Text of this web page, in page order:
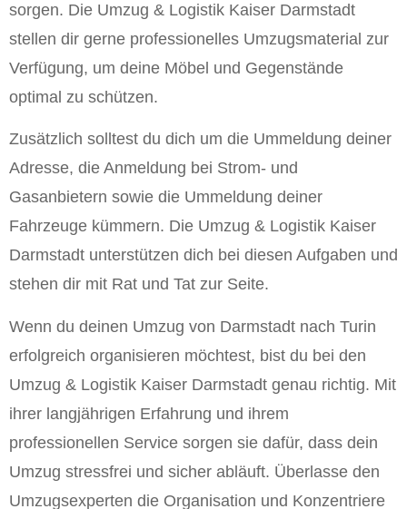
sorgen. Die Umzug & Logistik Kaiser Darmstadt
stellen dir gerne professionelles Umzugsmaterial zur
Verfügung, um deine Möbel und Gegenstände
optimal zu schützen.
Zusätzlich solltest du dich um die Ummeldung deiner
Adresse, die Anmeldung bei Strom- und
Gasanbietern sowie die Ummeldung deiner
Fahrzeuge kümmern. Die Umzug & Logistik Kaiser
Darmstadt unterstützen dich bei diesen Aufgaben und
stehen dir mit Rat und Tat zur Seite.
Wenn du deinen Umzug von Darmstadt nach Turin
erfolgreich organisieren möchtest, bist du bei den
Umzug & Logistik Kaiser Darmstadt genau richtig. Mit
ihrer langjährigen Erfahrung und ihrem
professionellen Service sorgen sie dafür, dass dein
Umzug stressfrei und sicher abläuft. Überlasse den
Umzugsexperten die Organisation und Konzentriere